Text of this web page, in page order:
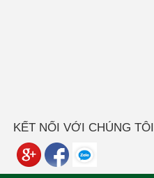
KẾT NỐI VỚI CHÚNG TÔI